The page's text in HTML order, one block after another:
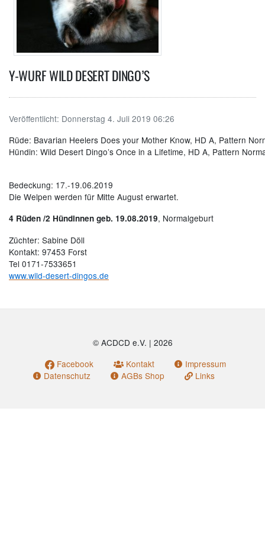
Y-WURF WILD DESERT DINGO’S
Veröffentlicht: Donnerstag 4. Juli 2019 06:26
Rüde: Bavarian Heelers Does your Mother Know, HD A, Pattern
Hündin: Wild Desert Dingo’s Once in a Lifetime, HD A, Pattern
Bedeckung: 17.-19.06.2019
Die Welpen werden für Mitte August erwartet.
4 Rüden /2 Hündinnen geb. 19.08.2019, Normalgeburt
Züchter: Sabine Döll
Kontakt: 97453 Forst
Tel 0171-7533651
www.wild-desert-dingos.de
© ACDCD e.V. | 2026
Facebook
Kontakt
Impressum
Datenschutz
AGBs Shop Links